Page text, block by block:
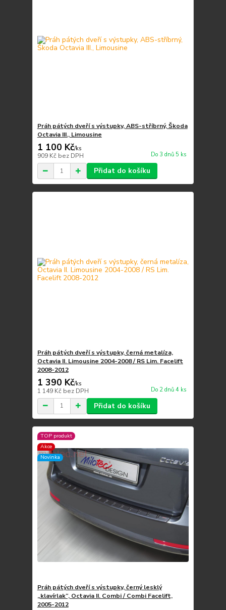
Práh pátých dveří s výstupky, ABS-stříbrný, Škoda
Octavia III., Limousine
1 100 Kč/ks
909 Kč bez DPH Do 3 dnů 5 ks
Přidat do košíku
Práh pátých dveří s výstupky, černá metalíza,
Octavia II. Limousine 2004-2008 / RS Lim. Facelift
2008-2012
1 390 Kč/ks
1 149 Kč bez DPH Do 2 dnů 4 ks
Přidat do košíku
TOP produkt
Akce
Novinka
Práh pátých dveří s výstupky, černý lesklý
„klavírlak“, Octavia II. Combi / Combi Facelift,
2005-2012